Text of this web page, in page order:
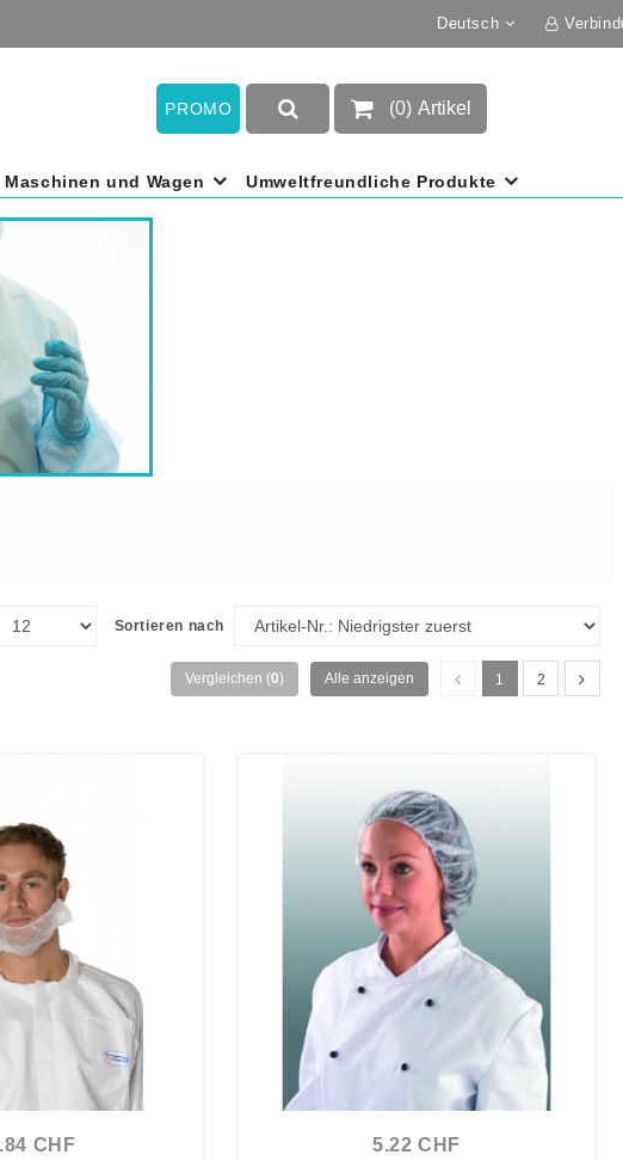
Deutsch
(0) Artikel
PROMO
Maschinen und Wagen Umweltfreundliche Produkte
Sortieren nach
Alle anzeigen 1 2
Vergleichen (0)
CHF 5.22 CHF